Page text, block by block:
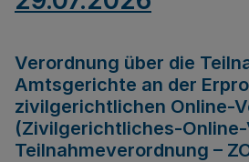
Verordnung über die
Amtsgerichte an der
zivilgerichtlichen Online-
(Zivilgerichtliches-
Teilnahmeverordnung –